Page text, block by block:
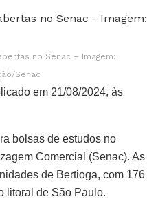
no Senac – Imagem:
Senac
em 21/08/2024, às
bolsas de estudos no
Comercial (Senac). As
de Bertioga, com 176
litoral de São Paulo.